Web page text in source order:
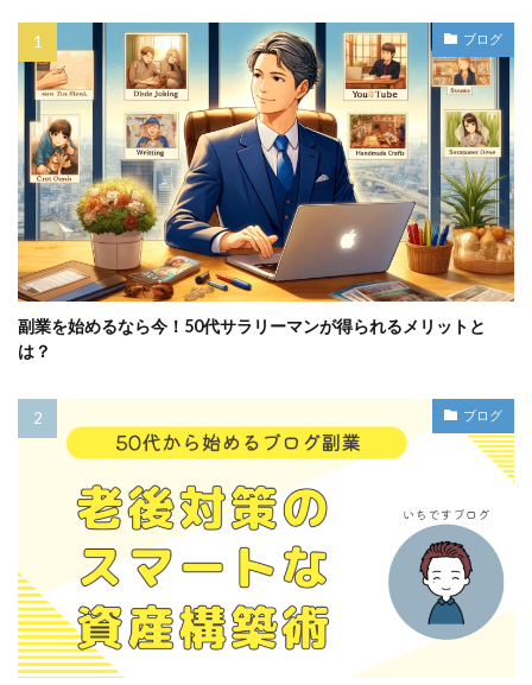
ブログ
副業を始めるなら今！50代サラリーマンが得られるメリットと
は？
ブログ